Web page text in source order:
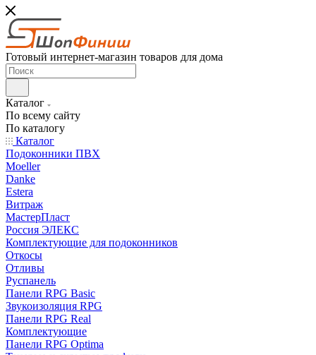
Готовый интернет-магазин товаров для дома
Каталог
По всему сайту
По каталогу
Каталог
Подоконники ПВХ
Moeller
Danke
Estera
Витраж
МастерПласт
Россия ЭЛЕКС
Комплектующие для подоконников
Откосы
Отливы
Руспанель
Панели RPG Basic
Звукоизоляция RPG
Панели RPG Real
Комплектующие
Панели RPG Optima